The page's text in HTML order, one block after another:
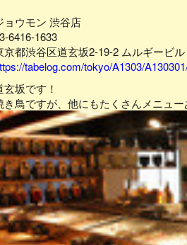
ョウモン 渋谷店
6416-1633
京都渋谷区道玄坂2-19-2 ムルギービ
tabelog.com/tokyo/A1303/
玄坂です！
き鳥ですが、他にもたくさんメニュ